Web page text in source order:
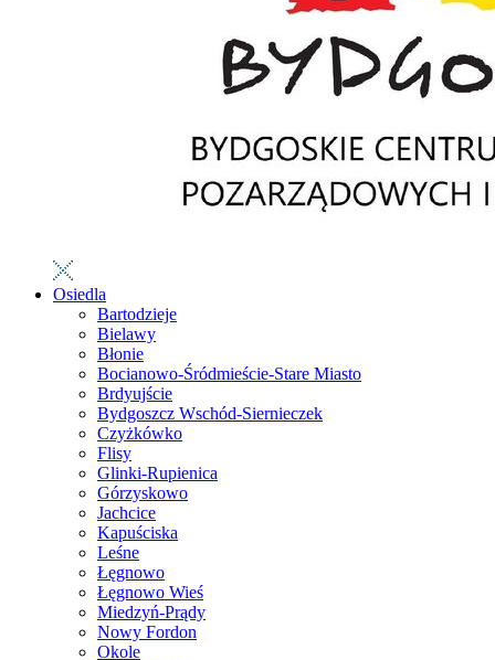
Osiedla
Bartodzieje
Bielawy
Błonie
Bocianowo-Śródmieście-Stare Miasto
Brdyujście
Bydgoszcz Wschód-Siernieczek
Czyżkówko
Flisy
Glinki-Rupienica
Górzyskowo
Jachcice
Kapuściska
Leśne
Łęgnowo
Łęgnowo Wieś
Miedzyń-Prądy
Nowy Fordon
Okole